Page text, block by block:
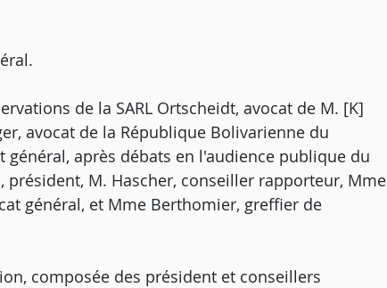
de la SARL Ortscheidt, avocat de M. [K]
avocat de la République Bolivarienne du
après débats en l'audience publique du
M. Hascher, conseiller rapporteur, Mme
général, et Mme Berthomier, greffier de
composée des président et conseillers